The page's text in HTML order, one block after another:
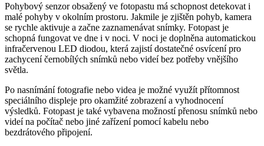
Pohybový senzor obsažený ve fotopastu má schopnost detekovat i
malé pohyby v okolním prostoru. Jakmile je zjištěn pohyb, kamera
se rychle aktivuje a začne zaznamenávat snímky. Fotopast je
schopná fungovat ve dne i v noci. V noci je doplněna automatickou
infračervenou LED diodou, která zajistí dostatečné osvícení pro
zachycení černobílých snímků nebo videí bez potřeby vnějšího
světla.
Po nasnímání fotografie nebo videa je možné využít přítomnost
speciálního displeje pro okamžité zobrazení a vyhodnocení
výsledků. Fotopast je také vybavena možností přenosu snímků nebo
videí na počítač nebo jiné zařízení pomocí kabelu nebo
bezdrátového připojení.